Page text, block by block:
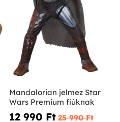
Mandalorian jelmez Star
Wars Premium fiúknak
12 990 Ft‎ 25 990 Ft‎